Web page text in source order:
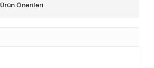
Ürün Önerileri